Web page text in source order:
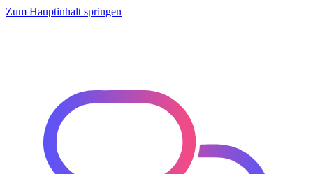
Zum Hauptinhalt springen